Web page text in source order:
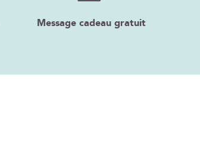
Message cadeau gratuit